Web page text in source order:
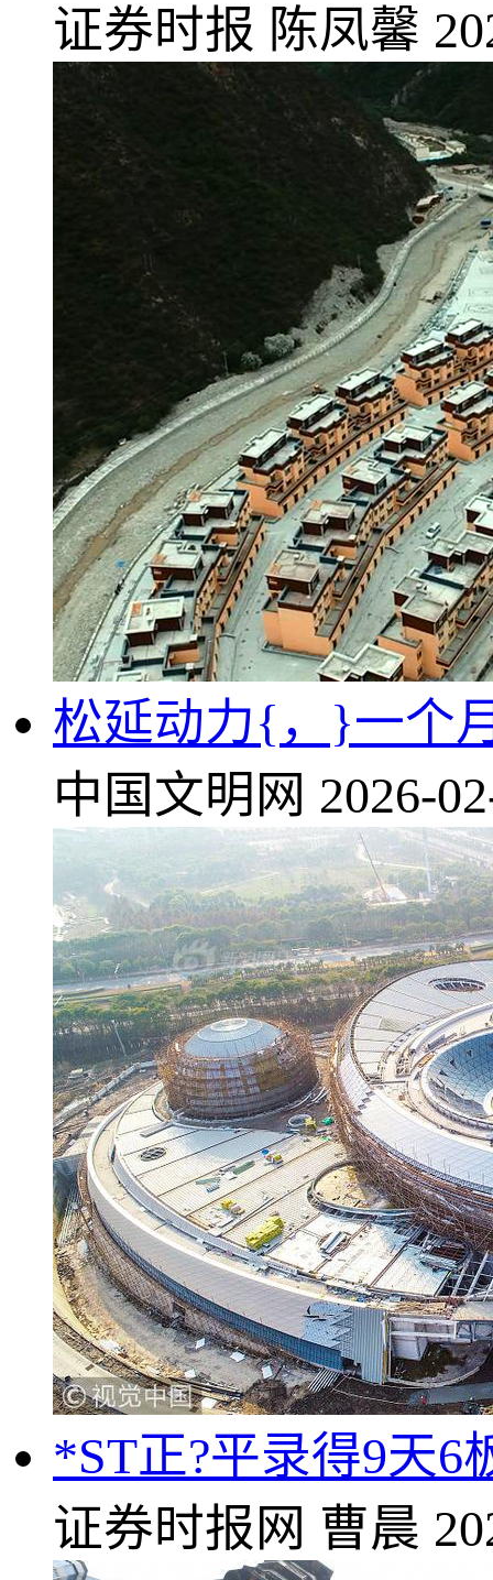
证券时报 陈凤馨
松延动力{，}一个
中国文明网 2026-
*ST正?平录得9天6
证券时报网 曹晨